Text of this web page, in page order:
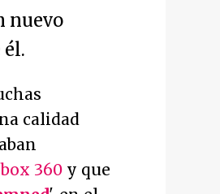
nuevo
calidad
360 y que